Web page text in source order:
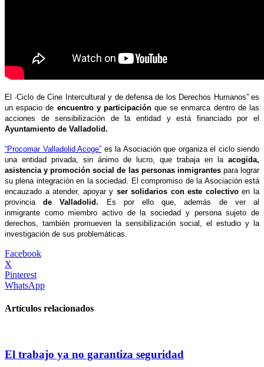
El ·Ciclo de Cine Intercultural y de defensa de los Derechos Humanos” es
un espacio de encuentro y participaciónque se enmarca dentro de las
acciones de sensibilización de la entidad y está financiado por el
Ayuntamiento de Valladolid.
“Procomar Valladolid Acoge” es la Asociación que organiza el ciclo siendo
una entidad privada, sin ánimo de lucro, que trabaja en la acogida,
asistencia y promoción social de las personas inmigrantespara lograr
su plena integración en la sociedad.
El compromiso de la Asociación está
encauzado a atender, apoyar y ser solidarios con este colectivoen la
provinciade Valladolid. Es por ello que, además de ver al
inmigrante como miembro activo de la sociedad y persona sujeto de
derechos, también promueven la sensibilización social, el estudio y la
investigación de sus problemáticas.
Facebook
X
Pinterest
WhatsApp
Artículos relacionados
El trabajo ya no garantiza seguridad